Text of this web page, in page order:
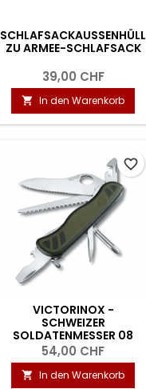
SCHLAFSACKAUSSENHÜLLE
ZU ARMEE-SCHLAFSACK
39,00 CHF
 In den Warenkorb
VICTORINOX -
SCHWEIZER
SOLDATENMESSER 08
54,00 CHF
 In den Warenkorb
favorite_border